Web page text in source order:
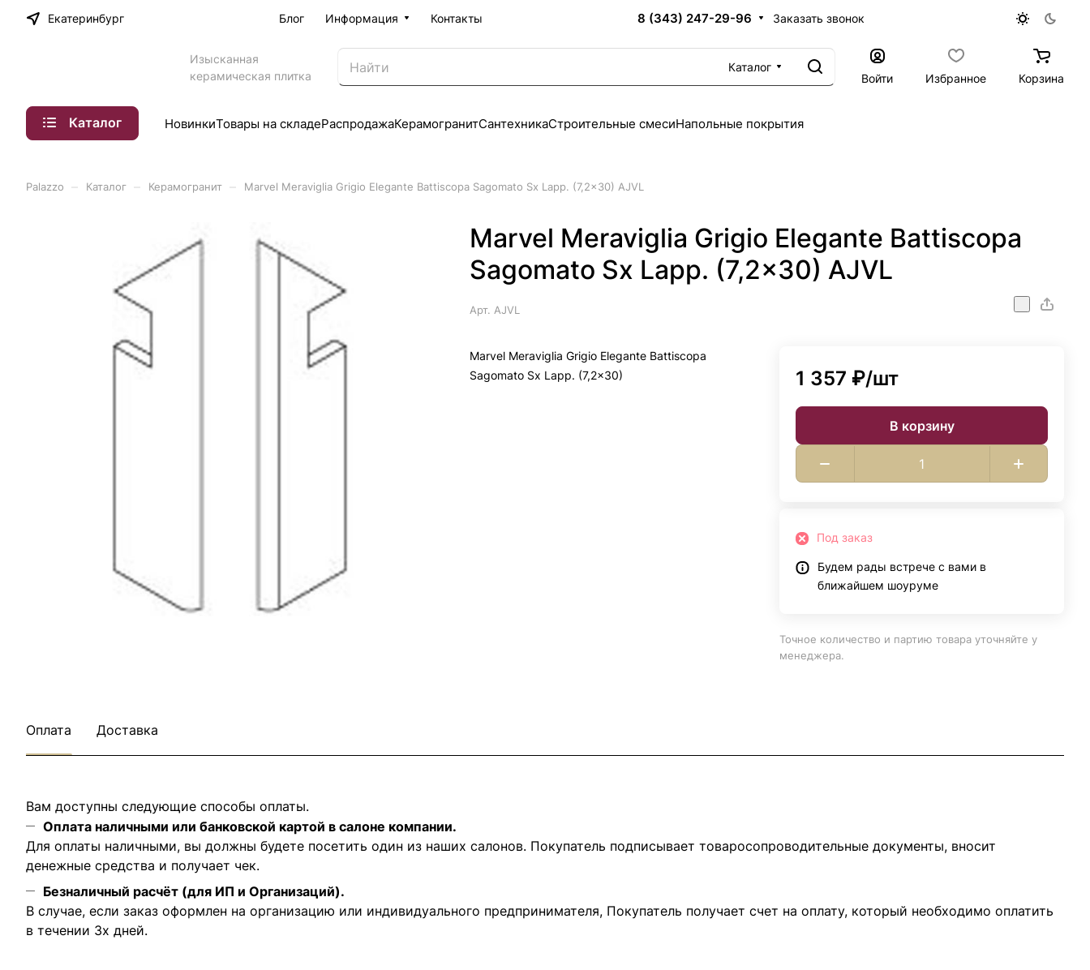
Екатеринбург Блог Информация Контакты 8 (343) 247-29-96 Заказать звонок
Изысканная
керамическая плитка
Каталог
Войти
Избранное Корзина
Каталог НовинкиТовары на складеРаспродажаКерамогранитСантехникаСтроительные смесиНапольные покрытия
Palazzo Каталог Керамогранит Marvel Meraviglia Grigio Elegante Battiscopa Sagomato Sx Lapp. (7,2x30) AJVL
Marvel Meraviglia Grigio Elegante Battiscopa
Sagomato Sx Lapp. (7,2x30) AJVL
Арт. AJVL
Marvel Meraviglia Grigio Elegante Battiscopa
Sagomato Sx Lapp. (7,2x30)
1 357 ₽/шт
В корзину
Под заказ
Будем рады встрече с вами в
ближайшем шоуруме
Точное количество и партию товара уточняйте у
менеджера.
Оплата Доставка
Вам доступны следующие способы оплаты.
Оплата наличными или банковской картой в салоне компании.
Для оплаты наличными, вы должны будете посетить один из наших салонов. Покупатель подписывает товаросопроводительные документы, вносит
денежные средства и получает чек.
Безналичный расчёт (для ИП и Организаций).
В случае, если заказ оформлен на организацию или индивидуального предпринимателя, Покупатель получает счет на оплату, который необходимо оплатить
в течении 3х дней.